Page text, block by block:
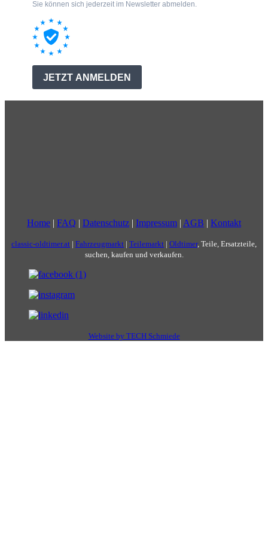
Home | FAQ | Datenschutz | Impressum | AGB | Kontakt
classic-oldtimer.at | Fahrzeugmarkt | Teilemarkt | Oldtimer, Teile, Ersatzteile,
suchen, kaufen und verkaufen.
Website by TECH Schmiede